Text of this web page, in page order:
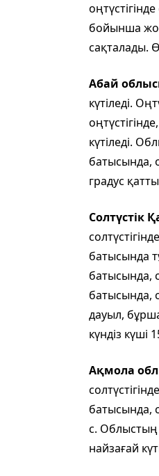
бойынша
сақталады.
Абай
күтіледі.
күтіледі.
батысында,
градус
Солтүстік
батысында
батысында,
батысында,
дауыл,
күндіз күші
Ақмола
батысында,
с. Облыстың
найзағай